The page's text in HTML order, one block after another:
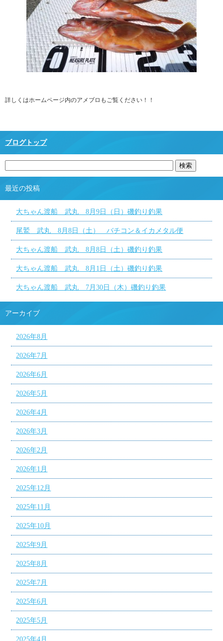
詳しくはホームページ内のアメブロもご覧ください！！
ブログトップ
最近の投稿
大ちゃん渡船 武丸 8月9日（日）磯釣り釣果
尾鷲 武丸 8月8日（土） バチコン＆イカメタル便
大ちゃん渡船 武丸 8月8日（土）磯釣り釣果
大ちゃん渡船 武丸 8月1日（土）磯釣り釣果
大ちゃん渡船 武丸 7月30日（木）磯釣り釣果
アーカイブ
2026年8月
2026年7月
2026年6月
2026年5月
2026年4月
2026年3月
2026年2月
2026年1月
2025年12月
2025年11月
2025年10月
2025年9月
2025年8月
2025年7月
2025年6月
2025年5月
2025年4月